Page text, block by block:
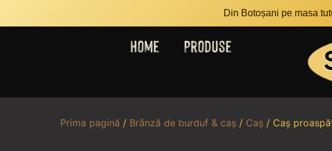
Din Botoșani pe masa
Home Produse
Prima pagină / Brânză de burduf & caș / Caș / Caș